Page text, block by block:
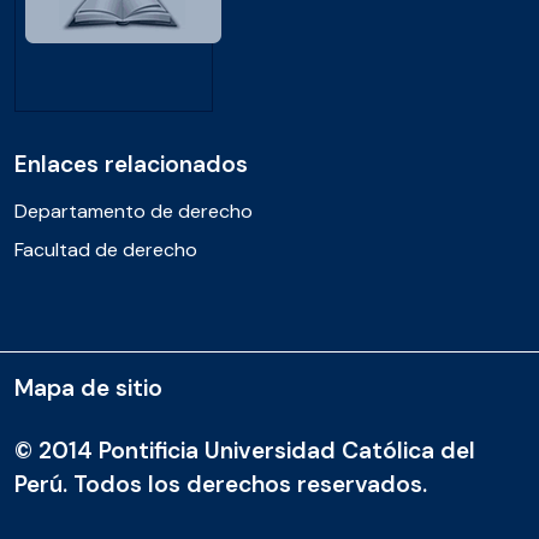
Enlaces relacionados
Departamento de derecho
Facultad de derecho
© 2014 Pontificia Universidad Católica del
Perú. Todos los derechos reservados.
Mapa de sitio